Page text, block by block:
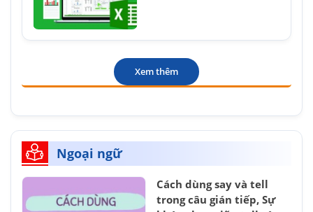
Xem thêm
Ngoại ngữ
Cách dùng say và tell
trong câu gián tiếp, Sự